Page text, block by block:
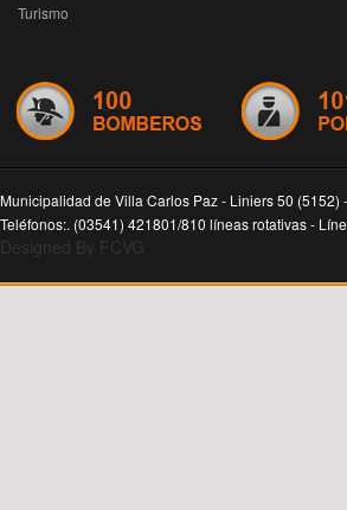
Turismo
Municipalidad de Villa Carlos Paz - Liniers 50
Teléfonos:. (03541) 421801/810 líneas rotativas -
Designed By FCVG